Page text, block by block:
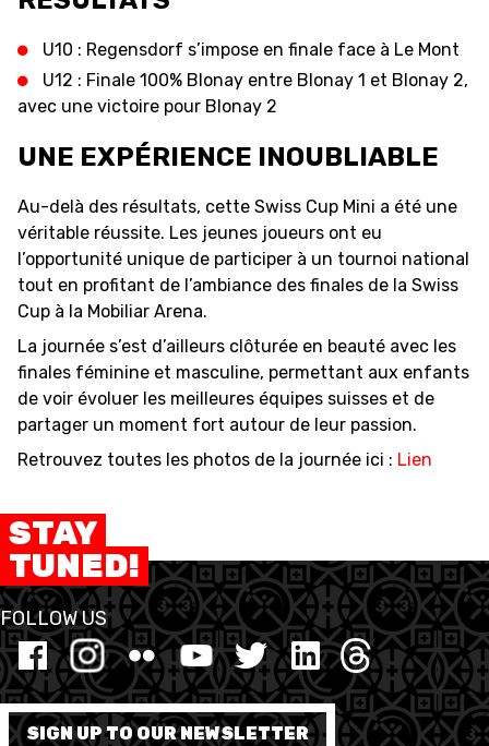
U10 : Regensdorf s’impose en finale face à Le Mont
U12 : Finale 100% Blonay entre Blonay 1 et Blonay 2,
avec une victoire pour Blonay 2
UNE EXPÉRIENCE INOUBLIABLE
Au-delà des résultats, cette Swiss Cup Mini a été une
véritable réussite. Les jeunes joueurs ont eu
l’opportunité unique de participer à un tournoi national
tout en profitant de l’ambiance des finales de la Swiss
Cup à la Mobiliar Arena.
La journée s’est d’ailleurs clôturée en beauté avec les
finales féminine et masculine, permettant aux enfants
de voir évoluer les meilleures équipes suisses et de
partager un moment fort autour de leur passion.
Retrouvez toutes les photos de la journée ici : Lien
STAY
TUNED!
FOLLOW US
SIGN UP TO OUR NEWSLETTER